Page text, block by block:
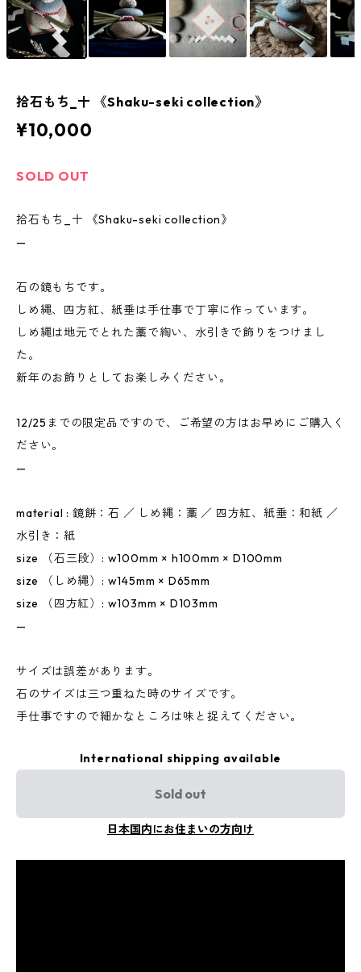
拾石もち_十 《Shaku-seki collection》
¥10,000
SOLD OUT
拾石もち_十 《Shaku-seki collection》
—
石の鏡もちです。
しめ縄、四方紅、紙垂は手仕事で丁寧に作っています。
しめ縄は地元でとれた藁で綯い、水引きで飾りをつけまし
た。
新年のお飾りとしてお楽しみください。
12/25までの限定品ですので、ご希望の方はお早めにご購入く
ださい。
—
material : 鏡餅：石 ／ しめ縄：藁 ／ 四方紅、紙垂：和紙 ／
水引き：紙
size （石三段）: w100mm × h100mm × D100mm
size （しめ縄）: w145mm × D65mm
size （四方紅）: w103mm × D103mm
—
サイズは誤差があります。
石のサイズは三つ重ねた時のサイズです。
手仕事ですので細かなところは味と捉えてください。
International shipping available
Sold out
日本国内にお住まいの方向け